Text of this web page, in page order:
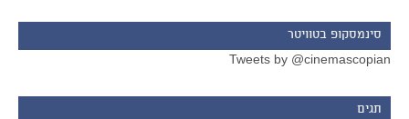
סינמסקופ בטוויטר
Tweets by @cinemascopian
תגים